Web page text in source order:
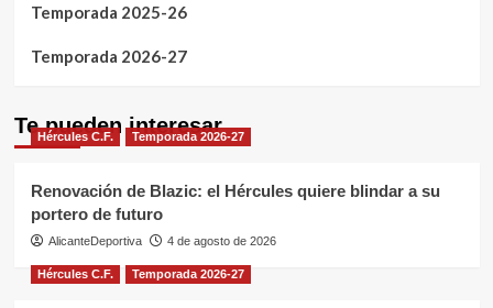
Temporada 2025-26
Temporada 2026-27
Te pueden interesar
Hércules C.F. Temporada 2026-27
Renovación de Blazic: el Hércules quiere blindar a su
portero de futuro
AlicanteDeportiva 4 de agosto de 2026
Hércules C.F. Temporada 2026-27